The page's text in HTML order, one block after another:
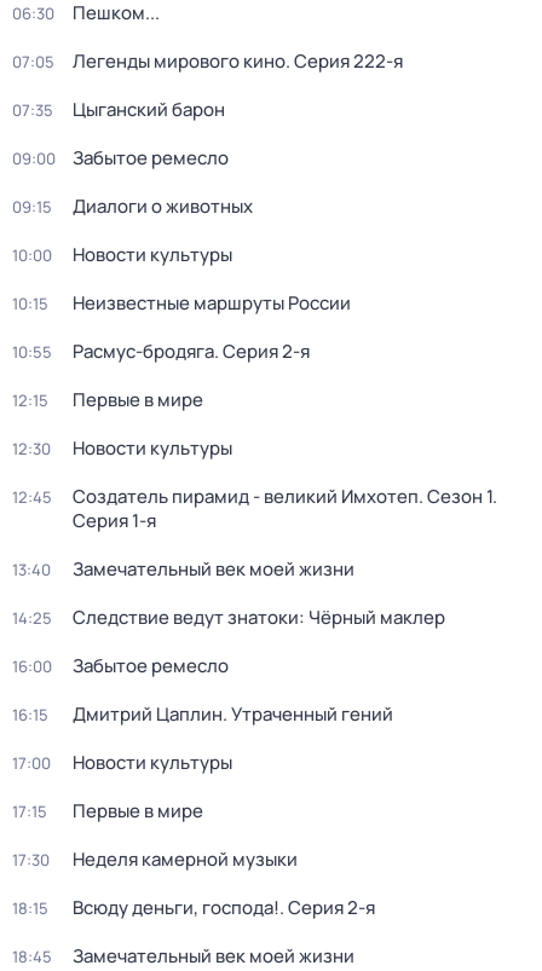
06:30 Пешком...
07:05 Легенды мирового кино. Серия 222-я
07:35 Цыганский барон
09:00 Забытое ремесло
09:15 Диалоги о животных
10:00 Новости культуры
10:15 Неизвестные маршруты России
10:55 Расмус-бродяга. Серия 2-я
12:15 Первые в мире
12:30 Новости культуры
12:45 Создатель пирамид - великий Имхотеп. Сезон 1.
Серия 1-я
13:40 Замечательный век моей жизни
14:25 Следствие ведут знатоки: Чёрный маклер
16:00 Забытое ремесло
16:15 Дмитрий Цаплин. Утраченный гений
17:00 Новости культуры
17:15 Первые в мире
17:30 Неделя камерной музыки
18:15 Всюду деньги, господа!. Серия 2-я
18:45 Замечательный век моей жизни